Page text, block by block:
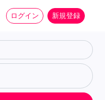
ログイン 新規登録